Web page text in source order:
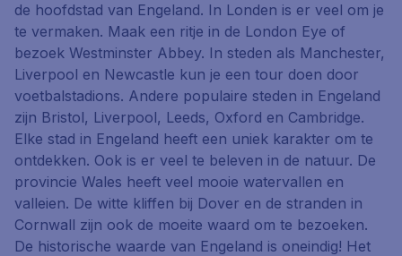
de hoofdstad van Engeland. In Londen is er veel om je
te vermaken. Maak een ritje in de London Eye of
bezoek Westminster Abbey. In steden als Manchester,
Liverpool en Newcastle kun je een tour doen door
voetbalstadions. Andere populaire steden in Engeland
zijn Bristol, Liverpool, Leeds, Oxford en Cambridge.
Elke stad in Engeland heeft een uniek karakter om te
ontdekken. Ook is er veel te beleven in de natuur. De
provincie Wales heeft veel mooie watervallen en
valleien. De witte kliffen bij Dover en de stranden in
Cornwall zijn ook de moeite waard om te bezoeken.
De historische waarde van Engeland is oneindig! Het